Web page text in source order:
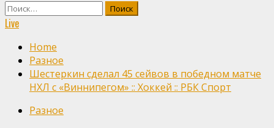
Найти:
Live
Home
Разное
Шестеркин сделал 45 сейвов в победном матче
НХЛ с «Виннипегом» :: Хоккей :: РБК Спорт
Разное